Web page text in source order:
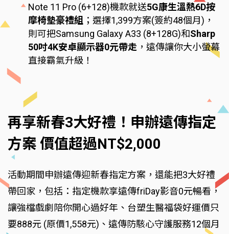
Note 11 Pro (6+128)機款就送5G康生溫熱6D按
摩椅墊豪禮組 ；選擇1,399方案(簽約48個月)，
則可把Samsung Galaxy A33 (8+128G)和Sharp
50吋4K安卓顯示器0元帶走 ，遠傳讓你大小螢幕
直接霸氣升級！
再享新春3大好禮！申辦遠傳指定
方案 價值超過NT$2,000
活動期間申辦遠傳迎新春指定方案，還能把3大好禮
帶回家，包括：指定機款享遠傳friDay影音0元暢看，
讓強檔戲劇陪你開心過好年、台塑生醫福袋好運價只
要888元 (原價1,558元)、遠傳防駭心守護服務12個月